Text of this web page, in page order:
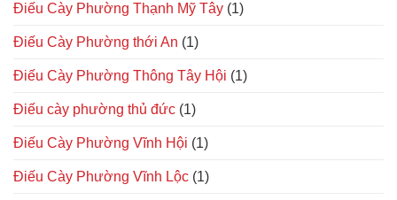
Điếu Cày Phường Thạnh Mỹ Tây (1)
Điếu Cày Phường thới An (1)
Điếu Cày Phường Thông Tây Hội (1)
Điếu cày phường thủ đức (1)
Điếu Cày Phường Vĩnh Hội (1)
Điếu Cày Phường Vĩnh Lộc (1)